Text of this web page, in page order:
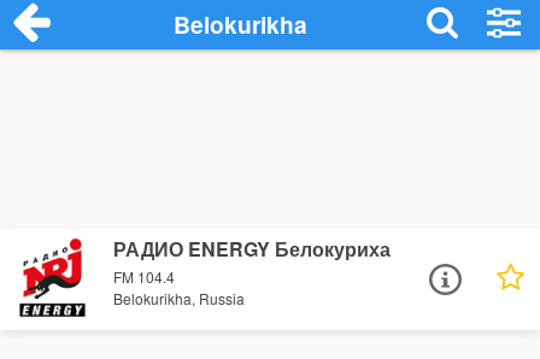
Belokurikha
РАДИО ENERGY Белокуриха
FM 104.4
Belokurikha, Russia